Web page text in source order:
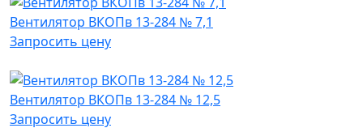
Вентилятор ВКОПв 13-284 № 7,1
Запросить цену
Вентилятор ВКОПв 13-284 № 12,5
Запросить цену